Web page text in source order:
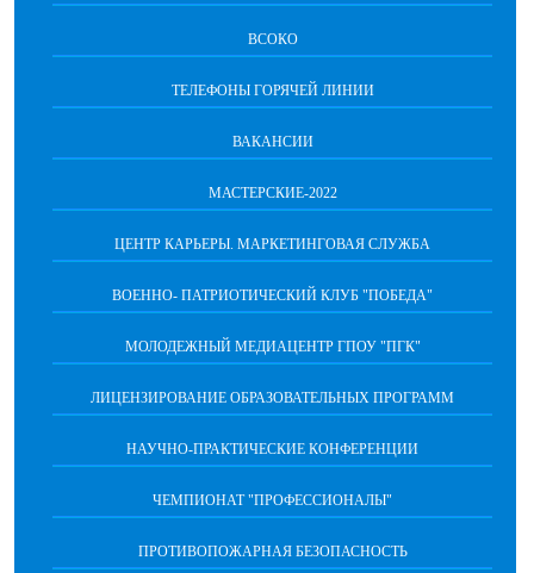
ВСОКО
ТЕЛЕФОНЫ ГОРЯЧЕЙ ЛИНИИ
ВАКАНСИИ
МАСТЕРСКИЕ-2022
ЦЕНТР КАРЬЕРЫ. МАРКЕТИНГОВАЯ СЛУЖБА
ВОЕННО- ПАТРИОТИЧЕСКИЙ КЛУБ "ПОБЕДА"
МОЛОДЕЖНЫЙ МЕДИАЦЕНТР ГПОУ "ПГК"
ЛИЦЕНЗИРОВАНИЕ ОБРАЗОВАТЕЛЬНЫХ ПРОГРАММ
НАУЧНО-ПРАКТИЧЕСКИЕ КОНФЕРЕНЦИИ
ЧЕМПИОНАТ "ПРОФЕССИОНАЛЫ"
ПРОТИВОПОЖАРНАЯ БЕЗОПАСНОСТЬ